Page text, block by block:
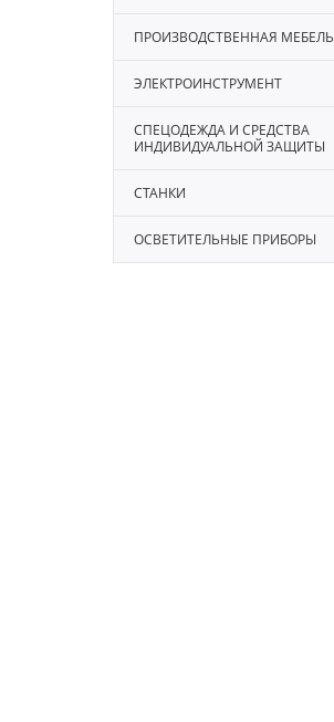
ПРОИЗВОДСТВЕННАЯ МЕБЕЛЬ
ЭЛЕКТРОИНСТРУМЕНТ
СПЕЦОДЕЖДА И СРЕДСТВА
ИНДИВИДУАЛЬНОЙ ЗАЩИТЫ
СТАНКИ
ОСВЕТИТЕЛЬНЫЕ ПРИБОРЫ